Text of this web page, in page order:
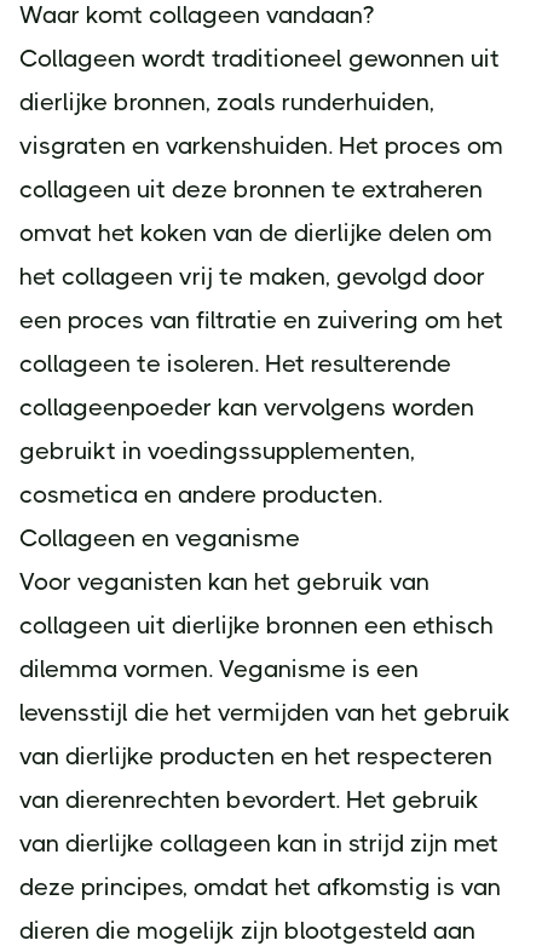
Waar komt collageen vandaan?
Collageen wordt traditioneel gewonnen uit
dierlijke bronnen, zoals runderhuiden,
visgraten en varkenshuiden. Het proces om
collageen uit deze bronnen te extraheren
omvat het koken van de dierlijke delen om
het collageen vrij te maken, gevolgd door
een proces van filtratie en zuivering om het
collageen te isoleren. Het resulterende
collageenpoeder kan vervolgens worden
gebruikt in voedingssupplementen,
cosmetica en andere producten.
Collageen en veganisme
Voor veganisten kan het gebruik van
collageen uit dierlijke bronnen een ethisch
dilemma vormen. Veganisme is een
levensstijl die het vermijden van het gebruik
van dierlijke producten en het respecteren
van dierenrechten bevordert. Het gebruik
van dierlijke collageen kan in strijd zijn met
deze principes, omdat het afkomstig is van
dieren die mogelijk zijn blootgesteld aan